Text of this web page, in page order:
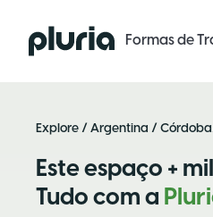
Logo Pluria Formas de
Explore / Argentina / Córdoba
Este espaço +
Tudo com a